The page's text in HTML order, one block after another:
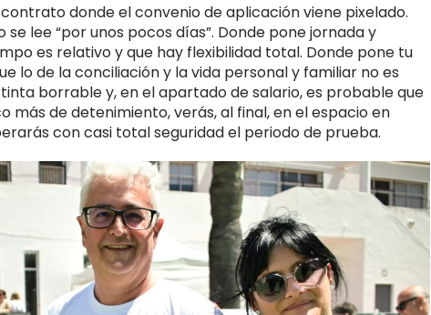
donde el convenio de aplicación viene pixelado.
lee “por unos pocos días”. Donde pone jornada y
es relativo y que hay flexibilidad total. Donde pone tu
lo de la conciliación y la vida personal y familiar no es
borrable y, en el apartado de salario, es probable que
más de detenimiento, verás, al final, en el espacio en
con casi total seguridad el periodo de prueba.